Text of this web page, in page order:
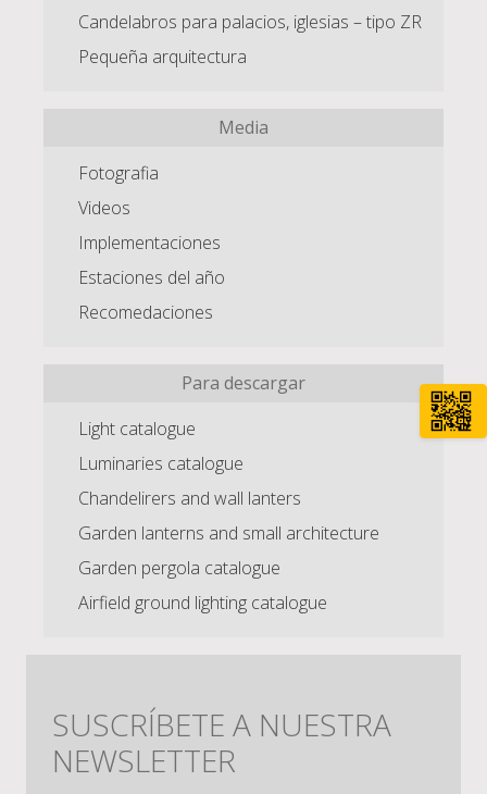
Candelabros para palacios, iglesias – tipo ZR
Pequeña arquitectura
Media
Fotografia
Videos
Implementaciones
Estaciones del año
Recomedaciones
Para descargar
Light catalogue
Luminaries catalogue
Chandelirers and wall lanters
Garden lanterns and small architecture
Garden pergola catalogue
Airfield ground lighting catalogue
SUSCRÍBETE A NUESTRA
NEWSLETTER